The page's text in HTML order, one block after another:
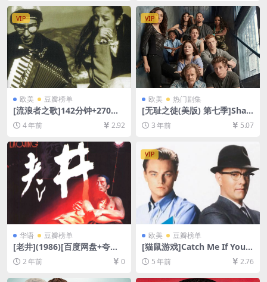
VIP
欧美 豆瓣榜单
[流浪者之歌]142分钟+270分
钟双版本 Дом за вешање
(1988)[百度网盘+迅雷云盘资
源1080P&DVD未删减][MP4/
8.7GB+2.8GB][中文字幕]
4 年前 2.92
VIP
欧美 热门剧集
[无耻之徒(美版) 第七季]Sha
meless Season 7 (2016)[百
度网盘+夸克网盘1080P超清
载][MP4/36GB][中英字幕]
3 年前 5.07
华语 豆瓣榜单
[老井](1986)[百度网盘+夸克
网盘1080P超清未删减资源]
[网盘在线播放/下载][MP4/8.
3GB][中文字幕]
2 年前 0
VIP
欧美 豆瓣榜单
[猫鼠游戏]Catch Me If You C
an (2002)[百度网盘+迅雷云盘
资源1080P超清未删减][MP4/
9.1GB][中英字幕]
5 年前 2.76